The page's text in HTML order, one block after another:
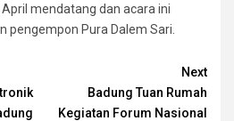
mendatang dan acara ini
pengempon Pura Dalem Sari.
Next
Badung Tuan Rumah
Kegiatan Forum Nasional